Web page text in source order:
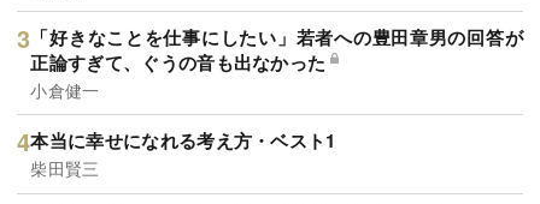
「好きなことを仕事にしたい」若者への豊田章男の回答が
正論すぎて、ぐうの音も出なかった
小倉健一
本当に幸せになれる考え方・ベスト1
柴田賢三